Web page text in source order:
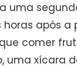
uma
após a
comer
uma xícara